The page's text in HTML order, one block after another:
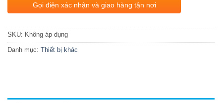
Gọi điện xác nhận và giao hàng tận nơi
SKU: Không áp dụng
Danh mục: Thiết bị khác